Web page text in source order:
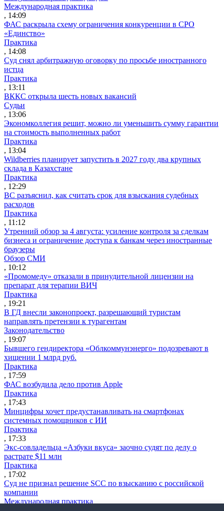
Международная практика
, 14:09
ФАС раскрыла схему ограничения конкуренции в СРО
«Единство»
Практика
, 14:08
Суд снял арбитражную оговорку по просьбе иностранного
истца
Практика
, 13:11
ВККС открыла шесть новых вакансий
Судьи
, 13:06
Экономколлегия решит, можно ли уменьшить сумму гарантии
на стоимость выполненных работ
Практика
, 13:04
Wildberries планирует запустить в 2027 году два крупных
склада в Казахстане
Практика
, 12:29
ВС разъяснил, как считать срок для взыскания судебных
расходов
Практика
, 11:12
Утренний обзор за 4 августа: усиление контроля за сделкам
бизнеса и ограничение доступа к банкам через иностранные
браузеры
Обзор СМИ
, 10:12
«Промомеду» отказали в принудительной лицензии на
препарат для терапии ВИЧ
Практика
, 19:21
В ГД внесли законопроект, разрешающий туристам
направлять претензии к турагентам
Законодательство
, 19:07
Бывшего гендиректора «Облкоммунэнерго» подозревают в
хищении 1 млрд руб.
Практика
, 17:59
ФАС возбудила дело против Apple
Практика
, 17:43
Минцифры хочет предустанавливать на смартфонах
системных помощников с ИИ
Практика
, 17:33
Экс-совладельца «Азбуки вкуса» заочно судят по делу о
растрате $11 млн
Практика
, 17:02
Суд не признал решение SCC по взысканию с российской
компании
Международная практика